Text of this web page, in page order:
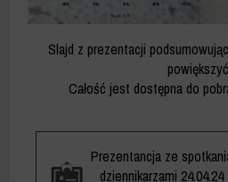
Slajd z prezentacji
Całość jest dostępna do
Prezentancja ze
dziennikarzami 24.04.24